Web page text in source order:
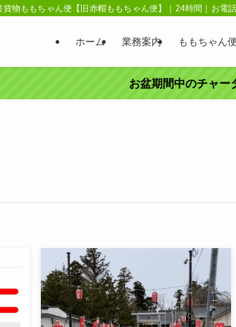
物ももちゃん便【旧赤帽ももちゃん便】｜24時間｜お電
ホーム 業務案内 ももちゃん
お盆期間中のチャー